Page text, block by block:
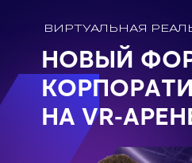
ВИРТУАЛЬНАЯ
НОВЫЙ
НА VR-